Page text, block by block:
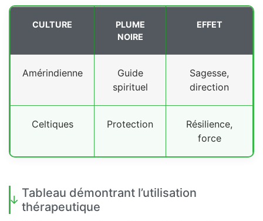
CULTURE
PLUME
NOIRE
EFFET
Amérindienne
Guide
spirituel
Sagesse,
direction
Celtiques Protection
Résilience,
force
Tableau démontrant l’utilisation
thérapeutique